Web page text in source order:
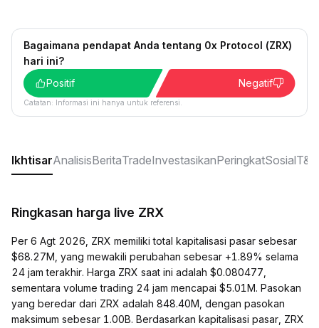
Bagaimana pendapat Anda tentang 0x Protocol (ZRX)
hari ini?
Positif
Negatif
Catatan: Informasi ini hanya untuk referensi.
IkhtisarAnalisisBeritaTradeInvestasikanPeringkatSosialT&J
Ringkasan harga live ZRX
Per 6 Agt 2026, ZRX memiliki total kapitalisasi pasar sebesar
$68.27M, yang mewakili perubahan sebesar +1.89% selama
24 jam terakhir. Harga ZRX saat ini adalah $0.080477,
sementara volume trading 24 jam mencapai $5.01M. Pasokan
yang beredar dari ZRX adalah 848.40M, dengan pasokan
maksimum sebesar 1.00B. Berdasarkan kapitalisasi pasar, ZRX